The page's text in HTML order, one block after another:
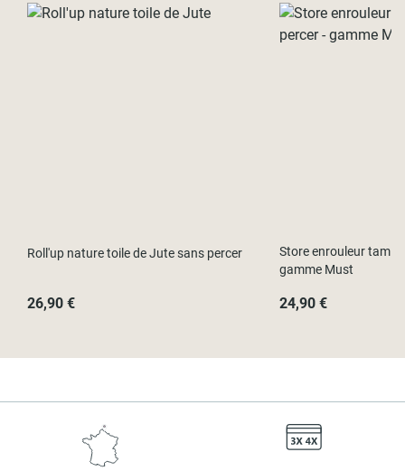
Roll'up nature toile de Jute sans percer
26,90 €
Store enrouleur
gamme Must
24,90 €